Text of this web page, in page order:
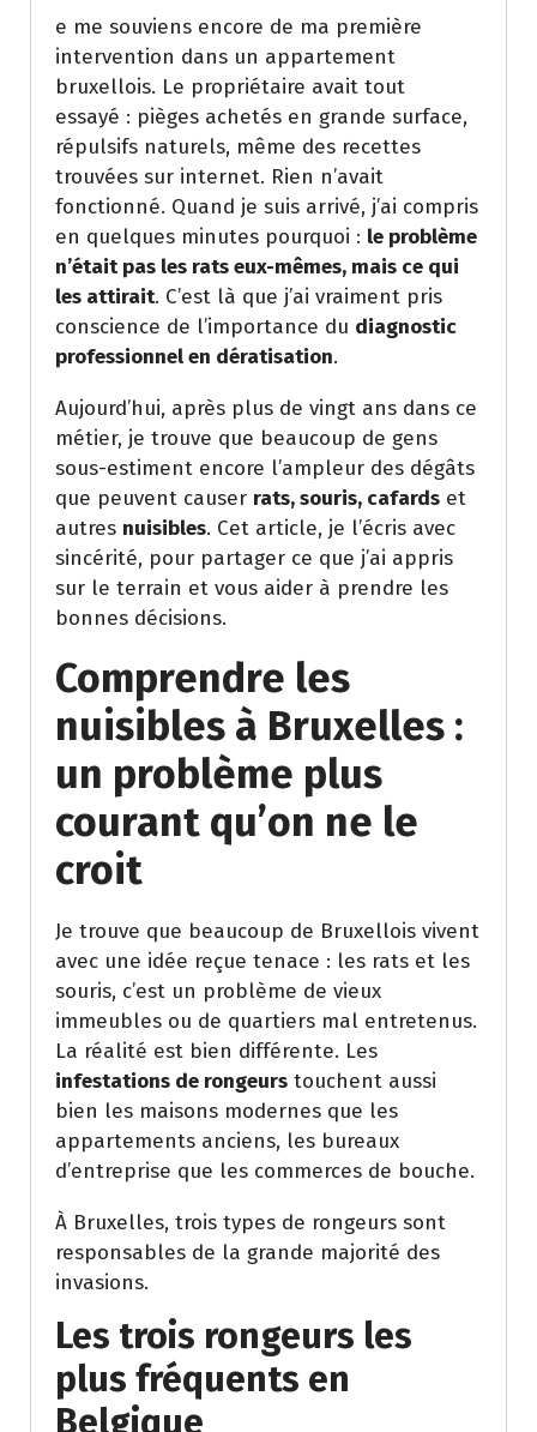
e me souviens encore de ma première
intervention dans un appartement
bruxellois. Le propriétaire avait tout
essayé : pièges achetés en grande surface,
répulsifs naturels, même des recettes
trouvées sur internet. Rien n’avait
fonctionné. Quand je suis arrivé, j’ai compris
en quelques minutes pourquoi : le problème
n’était pas les rats eux-mêmes, mais ce qui
les attirait. C’est là que j’ai vraiment pris
conscience de l’importance du diagnostic
professionnel en dératisation.
Aujourd’hui, après plus de vingt ans dans ce
métier, je trouve que beaucoup de gens
sous-estiment encore l’ampleur des dégâts
que peuvent causer rats, souris, cafards et
autres nuisibles. Cet article, je l’écris avec
sincérité, pour partager ce que j’ai appris
sur le terrain et vous aider à prendre les
bonnes décisions.
Comprendre les
nuisibles à Bruxelles :
un problème plus
courant qu’on ne le
croit
Je trouve que beaucoup de Bruxellois vivent
avec une idée reçue tenace : les rats et les
souris, c’est un problème de vieux
immeubles ou de quartiers mal entretenus.
La réalité est bien différente. Les
infestations de rongeurs touchent aussi
bien les maisons modernes que les
appartements anciens, les bureaux
d’entreprise que les commerces de bouche.
À Bruxelles, trois types de rongeurs sont
responsables de la grande majorité des
invasions.
Les trois rongeurs les
plus fréquents en
Belgique